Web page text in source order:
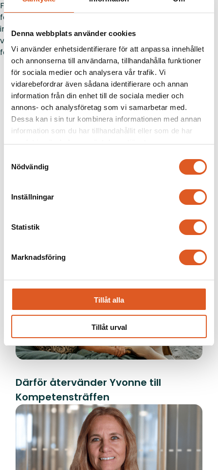
Denna webbplats använder cookies
Vi använder enhetsidentifierare för att anpassa innehållet
och annonserna till användarna, tillhandahålla funktioner
för sociala medier och analysera vår trafik. Vi
vidarebefordrar även sådana identifierare och annan
information från din enhet till de sociala medier och
annons- och analysföretag som vi samarbetar med.
Dessa kan i sin tur kombinera informationen med annan
information som du har tillhandahållit eller som de har
samlat in när du har använt deras tjänster.
Nödvändig
Inställningar
Statistik
Marknadsföring
Tillåt alla
Tillåt urval
För att nå dit behöver fler medarbetare förstå
fastighetens kortsiktiga löpande ekonomi och hur
investeringar påverkar fastighetens långsiktiga
värdeutveckling, säger Michael Murphy, föreläsare i
fastighetsekonomi på Newton
Dela artikelnLinkedIn
Facebook
Twitter
Därför återvänder Yvonne till
Kompetensträffen